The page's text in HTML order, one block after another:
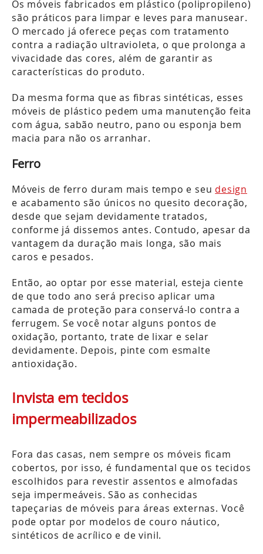
Os móveis fabricados em plástico (polipropileno)
são práticos para limpar e leves para manusear.
O mercado já oferece peças com tratamento
contra a radiação ultravioleta, o que prolonga a
vivacidade das cores, além de garantir as
características do produto.
Da mesma forma que as fibras sintéticas, esses
móveis de plástico pedem uma manutenção feita
com água, sabão neutro, pano ou esponja bem
macia para não os arranhar.
Ferro
Móveis de ferro duram mais tempo e seu design
e acabamento são únicos no quesito decoração,
desde que sejam devidamente tratados,
conforme já dissemos antes. Contudo, apesar da
vantagem da duração mais longa, são mais
caros e pesados.
Então, ao optar por esse material, esteja ciente
de que todo ano será preciso aplicar uma
camada de proteção para conservá-lo contra a
ferrugem. Se você notar alguns pontos de
oxidação, portanto, trate de lixar e selar
devidamente. Depois, pinte com esmalte
antioxidação.
Invista em tecidos
impermeabilizados
Fora das casas, nem sempre os móveis ficam
cobertos, por isso, é fundamental que os tecidos
escolhidos para revestir assentos e almofadas
seja impermeáveis. São as conhecidas
tapeçarias de móveis para áreas externas. Você
pode optar por modelos de couro náutico,
sintéticos de acrílico e de vinil.